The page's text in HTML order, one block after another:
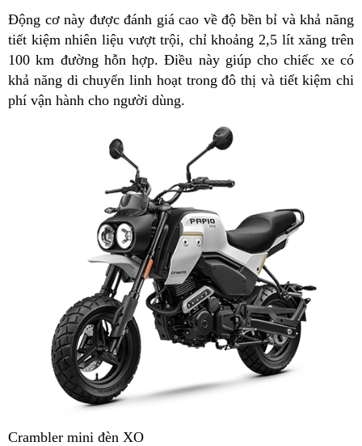
Động cơ này được đánh giá cao về độ bền bỉ và khả năng
tiết kiệm nhiên liệu vượt trội, chỉ khoảng 2,5 lít xăng trên
100 km đường hỗn hợp. Điều này giúp cho chiếc xe có
khả năng di chuyển linh hoạt trong đô thị và tiết kiệm chi
phí vận hành cho người dùng.
Crambler mini đèn XO